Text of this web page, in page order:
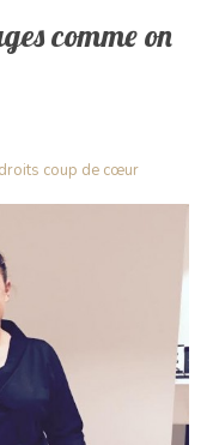
comme on
coup de cœur